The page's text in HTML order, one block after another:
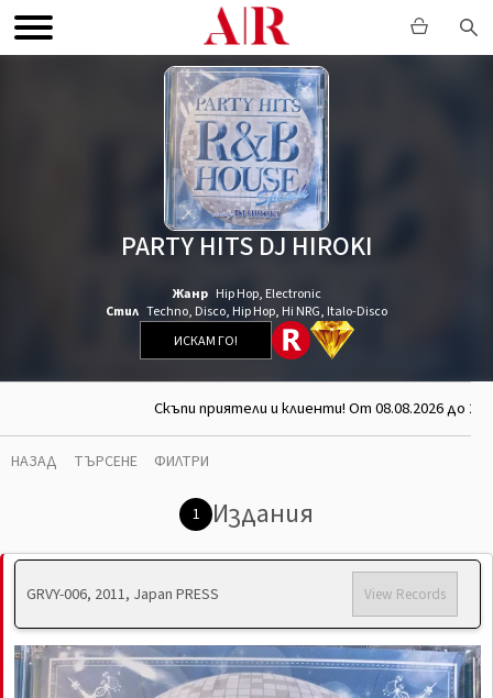
PARTY HITS DJ HIROKI
Жанр Hip Hop, Electronic
Стил Techno, Disco, Hip Hop, Hi NRG, Italo-Disco
ИСКАМ ГО!
Скъпи приятели и клиенти! От 08.08.2026 до
НАЗАД ТЪРСЕНЕ ФИЛТРИ
1 Издания
GRVY-006, 2011, Japan PRESS View Records